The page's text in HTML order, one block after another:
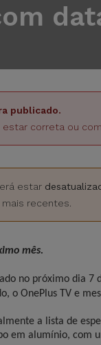
publicado.
correta ou
estar
recentes.
mês.
no próximo dia
o OnePlus TV e
a lista de
em alumínio,